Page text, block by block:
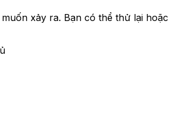
xảy ra. Bạn có thể thử lại hoặc